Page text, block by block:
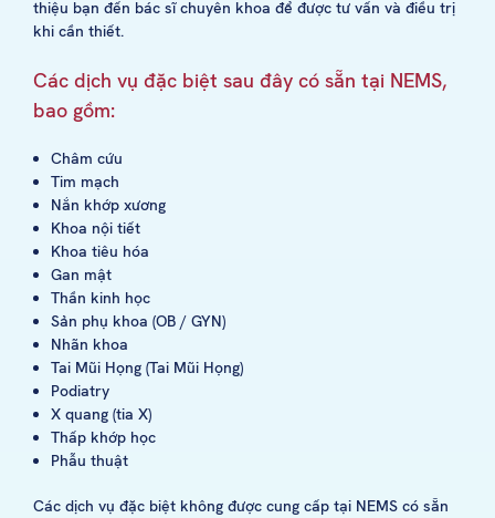
thiệu bạn đến bác sĩ chuyên khoa để được tư vấn và điều trị
khi cần thiết.
Các dịch vụ đặc biệt sau đây có sẵn tại NEMS,
bao gồm:
Châm cứu
Tim mạch
Nắn khớp xương
Khoa nội tiết
Khoa tiêu hóa
Gan mật
Thần kinh học
Sản phụ khoa (OB / GYN)
Nhãn khoa
Tai Mũi Họng (Tai Mũi Họng)
Podiatry
X quang (tia X)
Thấp khớp học
Phẫu thuật
Các dịch vụ đặc biệt không được cung cấp tại NEMS có sẵn